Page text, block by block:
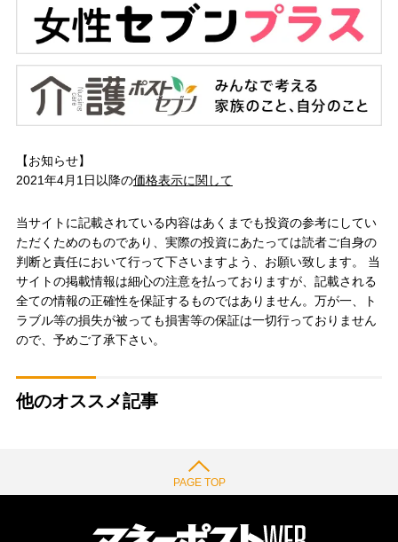
【お知らせ】
2021年4月1日以降の価格表示に関して
当サイトに記載されている内容はあくまでも投資の参考にしてい
ただくためのものであり、実際の投資にあたっては読者ご自身の
判断と責任において行って下さいますよう、お願い致します。 当
サイトの掲載情報は細心の注意を払っておりますが、記載される
全ての情報の正確性を保証するものではありません。万が一、ト
ラブル等の損失が被っても損害等の保証は一切行っておりません
ので、予めご了承下さい。
他のオススメ記事
PAGE TOP